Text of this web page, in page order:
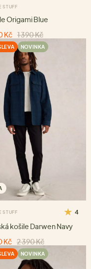
STUFF
Origami Blue
Kč 1 390 Kč
NOVINKA
STUFF 4
košile Darwen Navy
Kč 2 390 Kč
NOVINKA